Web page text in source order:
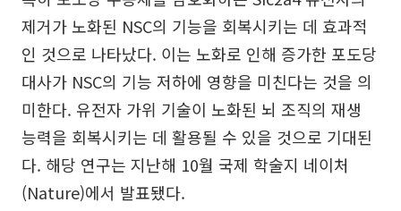
제거가 노화된 NSC의 기능을 회복시키는 데 효과적
인 것으로 나타났다. 이는 노화로 인해 증가한 포도당
대사가 NSC의 기능 저하에 영향을 미친다는 것을 의
미한다. 유전자 가위 기술이 노화된 뇌 조직의 재생
능력을 회복시키는 데 활용될 수 있을 것으로 기대된
다. 해당 연구는 지난해 10월 국제 학술지 네이처
(Nature)에서 발표됐다.